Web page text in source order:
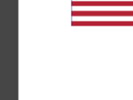
Comfort